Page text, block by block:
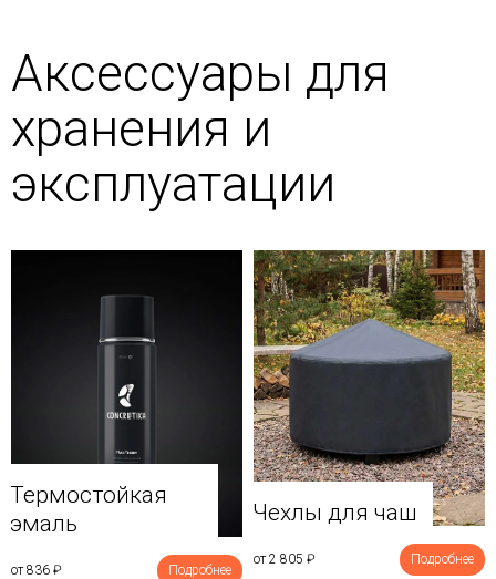
Аксессуары для
хранения и
эксплуатации
Термостойкая
эмаль
от 836 ₽ Подробнее
Чехлы для чаш
от 2 805 ₽ Подробнее